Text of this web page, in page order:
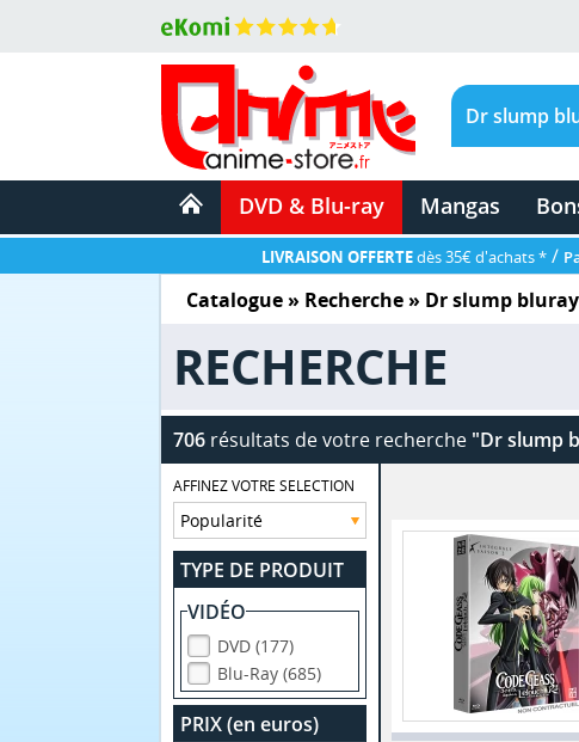
DVD & Blu-ray Mangas
LIVRAISON OFFERTEdès 35€ d'achats * /
Catalogue» Recherche » Dr slump bluray
RECHERCHE
706résultats de votre recherche "Dr slump
AFFINEZ VOTRE SELECTION
TYPE DE PRODUIT
VIDÉO
DVD (177)
Blu-Ray (685)
PRIX (en euros)